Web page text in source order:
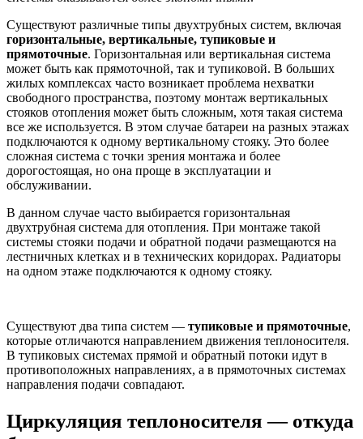
Существуют различные типы двухтрубных систем, включая
горизонтальные, вертикальные, тупиковые и
прямоточные. Горизонтальная или вертикальная система
может быть как прямоточной, так и тупиковой. В больших
жилых комплексах часто возникает проблема нехватки
свободного пространства, поэтому монтаж вертикальных
стояков отопления может быть сложным, хотя такая система
все же используется. В этом случае батареи на разных этажах
подключаются к одному вертикальному стояку. Это более
сложная система с точки зрения монтажа и более
дорогостоящая, но она проще в эксплуатации и
обслуживании.
В данном случае часто выбирается горизонтальная
двухтрубная система для отопления. При монтаже такой
системы стояки подачи и обратной подачи размещаются на
лестничных клетках и в технических коридорах. Радиаторы
на одном этаже подключаются к одному стояку.
Существуют два типа систем — тупиковые и прямоточные,
которые отличаются направлением движения теплоносителя.
В тупиковых системах прямой и обратный потоки идут в
противоположных направлениях, а в прямоточных системах
направления подачи совпадают.
Циркуляция теплоносителя — откуда